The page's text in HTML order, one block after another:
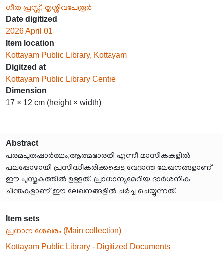
ഗീത പ്രസ്സ്, തൃശ്ശിവപേരൂർ
Date digitized
2026 April 01
Item location
Kottayam Public Library, Kottayam
Digitzed at
Kottayam Public Library Centre
Dimension
17 × 12 cm (height × width)
Abstract
പരമപുരുഷാർത്ഥം,ആത്മഭാരതി എന്നീ മാസികകളിൽ
പലപ്പോഴായി പ്രസിദ്ധീകരിക്കപ്പെട്ട വേദാന്ത ലേഖനങ്ങളാണ്
ഈ പുസ്തകത്തിൽ ഉള്ളത്. പ്രാധാന്യമേറിയ ദാർശനിക
ചിന്തകളാണ് ഈ ലേഖനങ്ങളിൽ ചർച്ച ചെയ്യുന്നത്.
Item sets
പ്രധാന ശേഖരം (Main collection)
Kottayam Public Library - Digitized Documents